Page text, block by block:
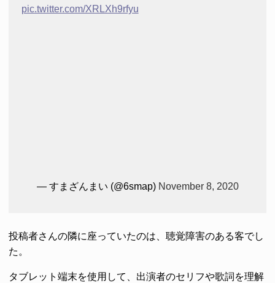
pic.twitter.com/XRLXh9rfyu
— すまざんまい (@6smap) November 8, 2020
投稿者さんの隣に座っていたのは、聴覚障害のある客でし
た。
タブレット端末を使用して、出演者のセリフや歌詞を理解